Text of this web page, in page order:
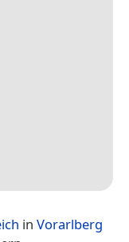
in Vorarlberg